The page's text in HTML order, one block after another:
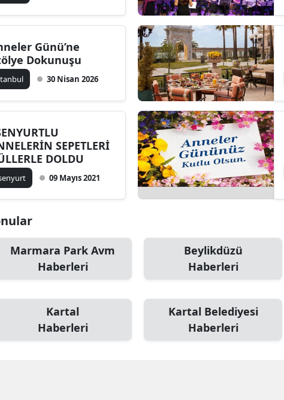
Günü’ne
Dokunuşu
30 Nisan 2026
SEPETLERİ
DOLDU
09 Mayıs 2021
Marmara Park Avm
Haberleri
Beylikdüzü
Haberleri
Kartal
Haberleri
Kartal Belediyesi
Haberleri